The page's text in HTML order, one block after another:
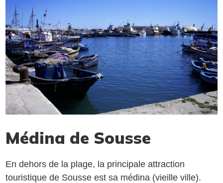
Médina de Sousse
En dehors de la plage, la principale attraction
touristique de Sousse est sa médina (vieille ville).